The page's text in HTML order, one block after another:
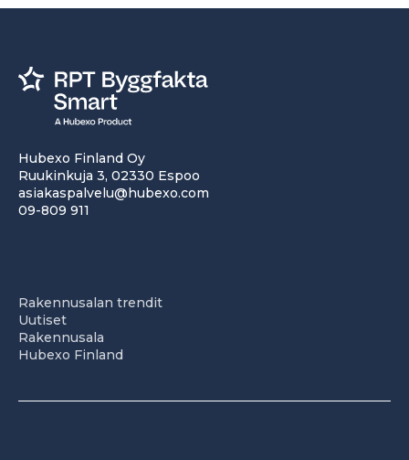
Hubexo Finland Oy
Ruukinkuja 3, 02330 Espoo
asiakaspalvelu@hubexo.com
09-809 911
Rakennusalan trendit
Uutiset
Rakennusala
Hubexo Finland